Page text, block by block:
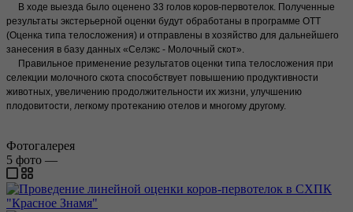
В ходе выезда было оценено 33 голов коров-первотелок. Полученные
результаты экстерьерной оценки будут обработаны в программе ОТТ
(Оценка типа телосложения) и отправлены в хозяйство для дальнейшего
занесения в базу данных «Селэкс - Молочный скот».
Правильное применение результатов оценки типа телосложения при
селекции молочного скота способствует повышению продуктивности
животных, увеличению продолжительности их жизни, улучшению
плодовитости, легкому протеканию отелов и многому другому.
Фотогалерея
5 фото —